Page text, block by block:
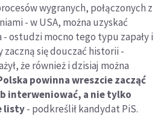
wygranych, połączonych z
- w USA, można uzyskać
ostudzi mocno tego typu zapały i
się douczać historii -
że również i dzisiaj można
powinna wreszcie zacząć
interweniować, a nie tylko
listy- podkreślił kandydat PiS.